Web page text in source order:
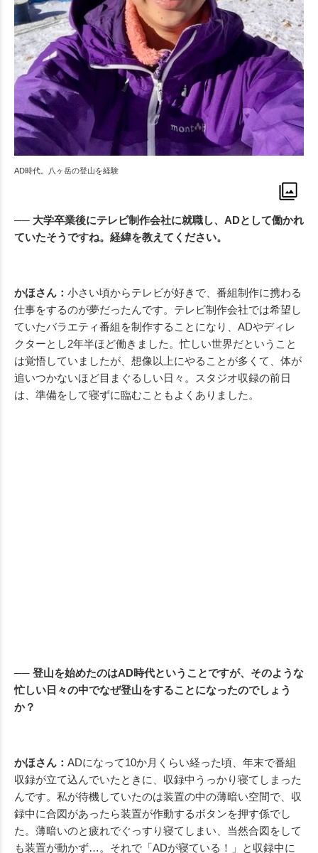
AD時代。八ヶ岳の登山を経験
── 大学卒業後にテレビ制作会社に就職し、ADとして働かれ
ていたそうですね。経緯を教えてください。
かほさん： 小さい頃からテレビが好きで、番組制作に携わる
仕事をするのが夢だったんです。テレビ制作会社では希望し
ていたバラエティ番組を制作することになり、ADやディレ
クターとし2年半ほど働きました。忙しい世界だということ
は覚悟していましたが、想像以上にやることが多くて、体が
追いつかないほど目まぐるしい日々。スタジオ収録の前日
は、準備をして寝ずに臨むこともよくありました。
── 登山を始めたのはAD時代ということですが、そのような
忙しい日々の中でなぜ登山をすることになったのでしょう
か？
かほさん： ADになって10か月くらい経った頃、年末で番組
収録が立て込んでいたときに、収録中うっかり寝てしまった
んです。私が待機していたのは装置の中の薄暗い空間で、収
録中に合図があったら装置が作動するボタンを押す係でし
た。薄暗いのと疲れでぐっすり寝てしまい、当然合図をして
も装置が動かず…。それで「ADが寝ている！」と収録中に